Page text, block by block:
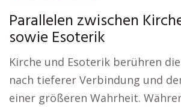
Parallelen zwischen
sowie Esoterik
Kirche und Esoterik berühren
nach tieferer Verbindung und
einer größeren Wahrheit.